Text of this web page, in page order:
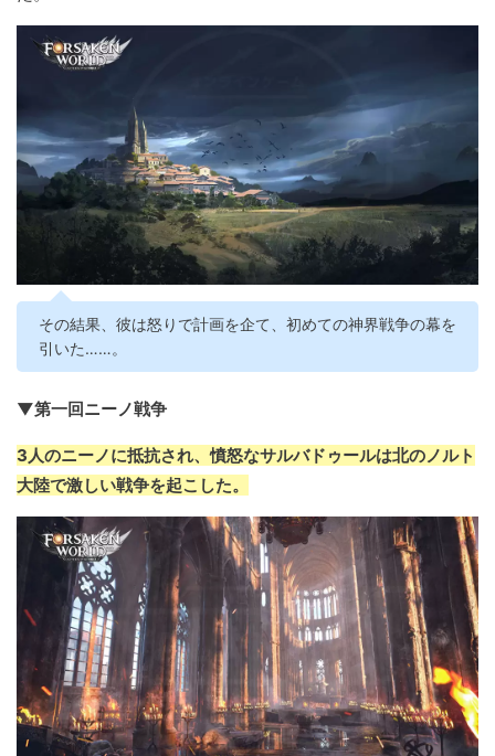
その結果、彼は怒りで計画を企て、初めての神界戦争の幕を
引いた……。
▼第一回ニーノ戦争
3人のニーノに抵抗され、憤怒なサルバドゥールは北のノルト
大陸で激しい戦争を起こした。